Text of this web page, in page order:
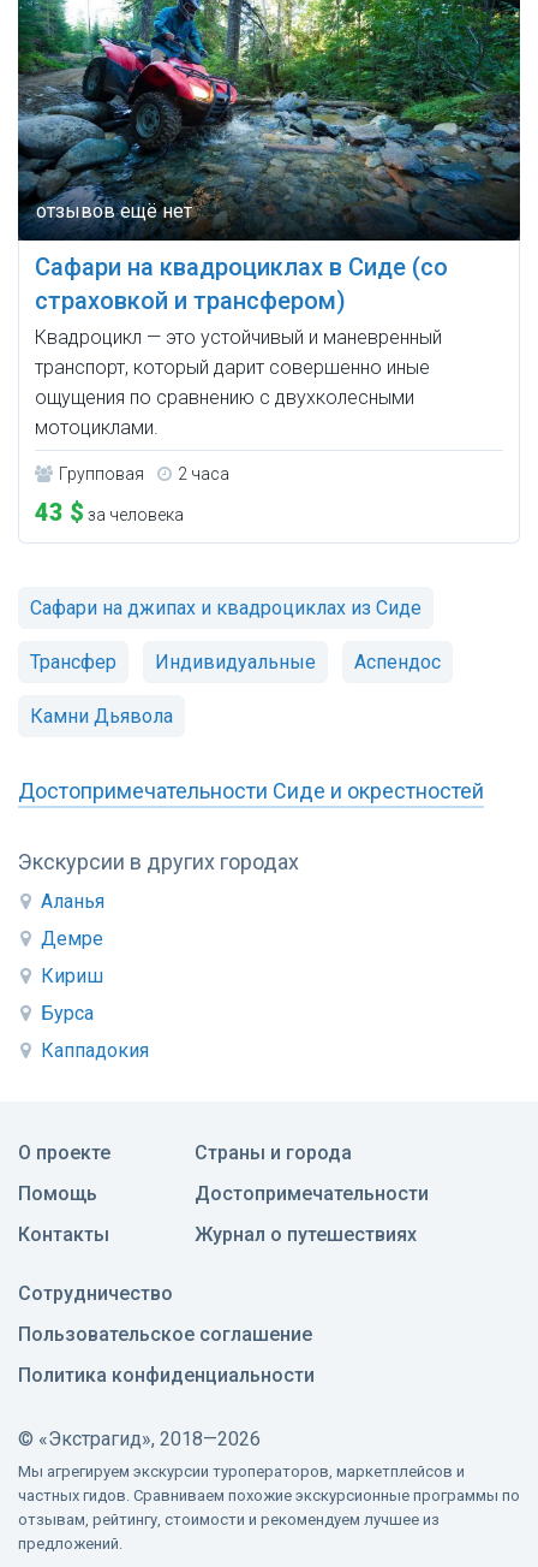
Экскурсии в других городах
Аланья
Демре
Кириш
Бурса
Каппадокия
Сафари на квадроциклах в Сиде (со
страховкой и трансфером)
Квадроцикл — это устойчивый и маневренный
транспорт, который дарит совершенно иные
ощущения по сравнению с двухколесными
мотоциклами.
Групповая 2 часа
43 $ за человека
Сафари на джипах и квадроциклах из Сиде
Трансфер Индивидуальные Аспендос
Камни Дьявола
Достопримечательности Сиде и окрестностей
О проекте
Помощь
Контакты
Страны и города
Достопримечательности
Журнал о путешествиях
Сотрудничество
Пользовательское соглашение
Политика конфиденциальности
© «Экстрагид», 2018—2026
Мы агрегируем экскурсии туроператоров, маркетплейсов и
частных гидов. Сравниваем похожие экскурсионные программы по
отзывам, рейтингу, стоимости и рекомендуем лучшее из
предложений.